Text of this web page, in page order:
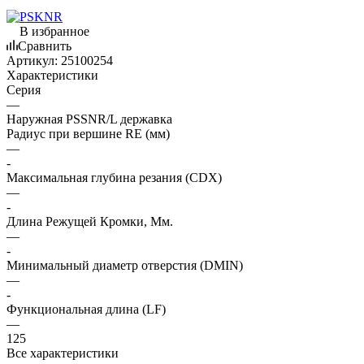
В избранное
Сравнить
Артикул: 25100254
Характеристики
Серия
—
Наружная PSSNR/L державка
Радиус при вершине RE (мм)
—
-
Максимальная глубина резания (CDX)
—
-
Длина Режущей Кромки, Мм.
—
-
Минимальный диаметр отверстия (DMIN)
—
-
Функциональная длина (LF)
—
125
Все характеристики